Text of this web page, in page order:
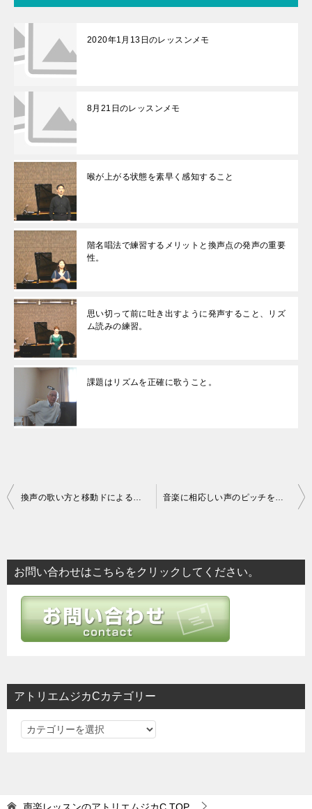
2020年1月13日のレッスンメモ
8月21日のレッスンメモ
喉が上がる状態を素早く感知すること
階名唱法で練習するメリットと換声点の発声の重要
性。
思い切って前に吐き出すように発声すること、リズ
ム読みの練習。
課題はリズムを正確に歌うこと。
投
ビ
ゲ
換声の歌い方と移動ドによる階名唱法 音楽に相応しい声のピッチを探す事
お問い合わせはこちらをクリックしてください。
アトリエムジカCカテゴリー
ア
声楽レッスンのアトリエムジカC TOP